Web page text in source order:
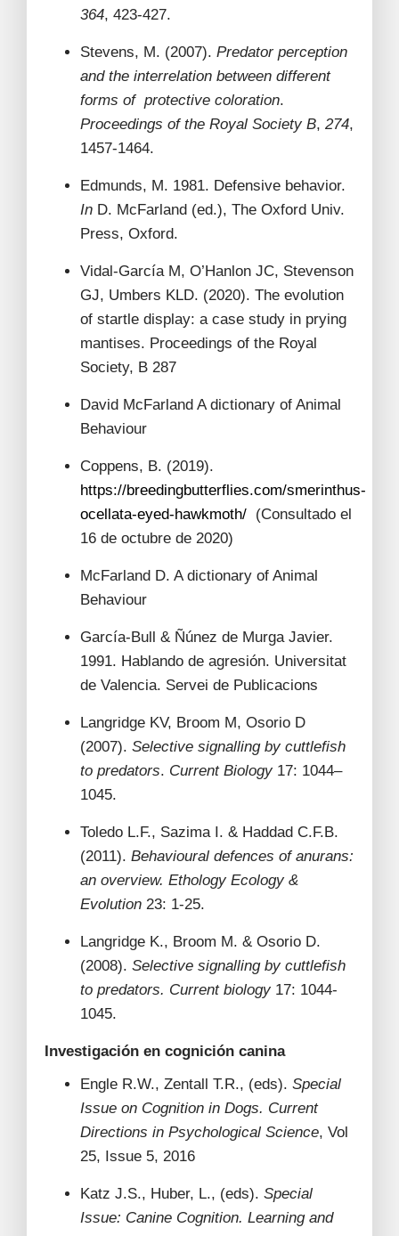
364, 423-427.
Stevens, M. (2007). Predator perception
and the interrelation between different
forms of protective coloration.
Proceedings of the Royal Society B, 274,
1457-1464.
Edmunds, M. 1981. Defensive behavior.
In D. McFarland (ed.), The Oxford Univ.
Press, Oxford.
Vidal-García M, O’Hanlon JC, Stevenson
GJ, Umbers KLD. (2020). The evolution
of startle display: a case study in prying
mantises. Proceedings of the Royal
Society, B 287
David McFarland A dictionary of Animal
Behaviour
Coppens, B. (2019).
https://breedingbutterflies.com/smerinthus-
ocellata-eyed-hawkmoth/ (Consultado el
16 de octubre de 2020)
McFarland D. A dictionary of Animal
Behaviour
García-Bull & Ñúnez de Murga Javier.
1991. Hablando de agresión. Universitat
de Valencia. Servei de Publicacions
Langridge KV, Broom M, Osorio D
(2007). Selective signalling by cuttlefish
to predators. Current Biology17: 1044–
1045.
Toledo L.F., Sazima I. & Haddad C.F.B.
(2011). Behavioural defences of anurans:
an overview. Ethology Ecology &
Evolution 23: 1-25.
Langridge K., Broom M. & Osorio D.
(2008). Selective signalling by cuttlefish
to predators. Current biology17: 1044-
1045.
Investigación en cognición canina
Engle R.W., Zentall T.R., (eds). Special
Issue on Cognition in Dogs. Current
Directions in Psychological Science, Vol
25, Issue 5, 2016
Katz J.S., Huber, L., (eds). Special
Issue: Canine Cognition. Learning and